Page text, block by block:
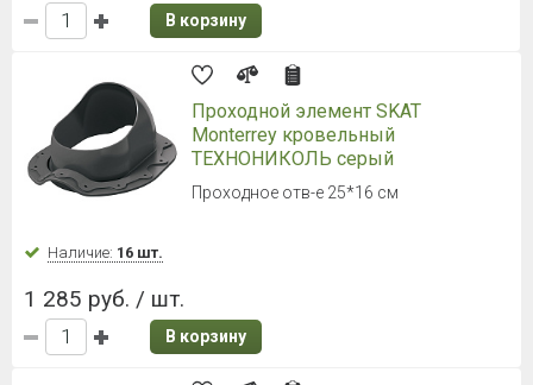
В корзину
Проходной элемент SKAT
Monterrey кровельный
ТЕХНОНИКОЛЬ серый
Проходное отв-е 25*16 см
Наличие: 16 шт.
1 285 руб. / шт.
В корзину